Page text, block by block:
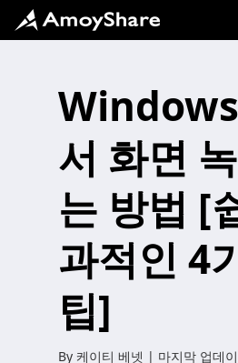
서 화면
는 방법 [
과적인 4
팁]
By 케이티 베넷 | 마지막 업데